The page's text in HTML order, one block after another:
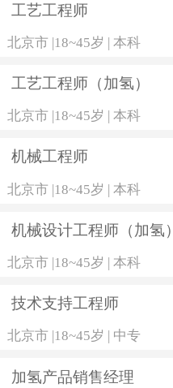
工艺工程师
北京市 |18~45岁 | 本科
工艺工程师（加氢）
北京市 18~45岁 本科
机械工程师
北京市 |18~45岁 | 本科
机械设计工程师（加氢）
北京市 |18~45岁 | 本科
技术支持工程师
北京市 18~45岁 中专
加氢产品销售经理